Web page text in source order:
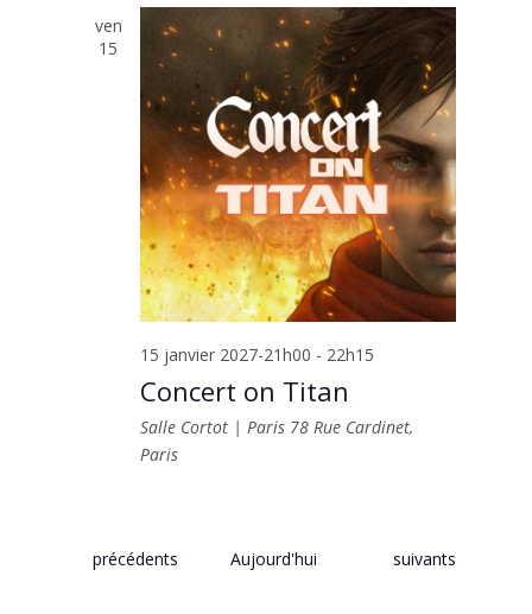
ven
15
15 janvier 2027-21h00 - 22h15
Concert on Titan
Salle Cortot | Paris 78 Rue Cardinet,
Paris
Évènements
précédents Aujourd'hui Évènements
suivants